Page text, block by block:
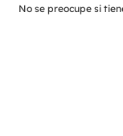
No se preocupe si